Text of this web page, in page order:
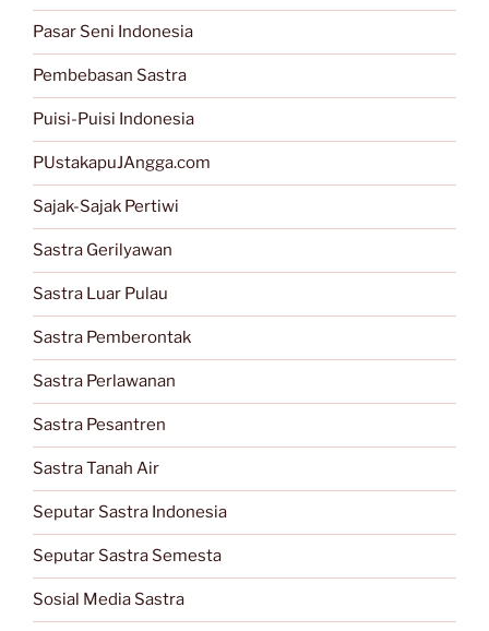
Pasar Seni Indonesia
Pembebasan Sastra
Puisi-Puisi Indonesia
PUstakapuJAngga.com
Sajak-Sajak Pertiwi
Sastra Gerilyawan
Sastra Luar Pulau
Sastra Pemberontak
Sastra Perlawanan
Sastra Pesantren
Sastra Tanah Air
Seputar Sastra Indonesia
Seputar Sastra Semesta
Sosial Media Sastra